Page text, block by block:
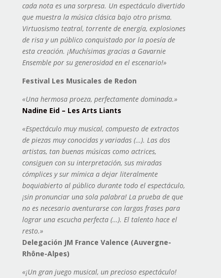
cada nota es una sorpresa. Un espectáculo divertido
que muestra la música clásica bajo otro prisma.
Virtuosismo teatral, torrente de energía, explosiones
de risa y un público conquistado por la poesía de
esta creación. ¡Muchísimas gracias a Gavarnie
Ensemble por su generosidad en el escenario!»
Festival Les Musicales de Redon
«Una hermosa proeza, perfectamente dominada.»
Nadine Eid – Les Arts Liants
«Espectáculo muy musical, compuesto de extractos
de piezas muy conocidas y variadas (…). Las dos
artistas, tan buenas músicas como actrices,
consiguen con su interpretación, sus miradas
cómplices y sur mímica a dejar literalmente
boquiabierto al público durante todo el espectáculo,
¡sin pronunciar una sola palabra! La prueba de que
no es necesario aventurarse con largas frases para
lograr una escucha perfecta (…). El talento hace el
resto.»
Delegación JM France Valence (Auvergne-
Rhône-Alpes)
«¡Un gran juego musical, un precioso espectáculo!